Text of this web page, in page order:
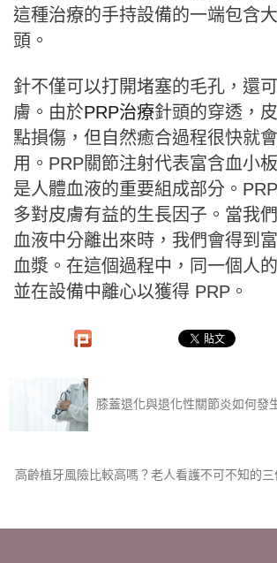
這種治療的手持設備的一端包含
頭。
針不僅可以打開堵塞的毛孔，還
膚。由於PRP治療針頭的穿透，
點損傷，但自然癒合過程很快就
用。PRP關節注射代表富含血小
是人體血液的重要組成部分。
多對皮膚有益的生長因子。當我
血液中分離出來時，我們會得到
血漿。在這個過程中，同一個人
並在設備中離心以獲得 PRP。
膝蓋退化與退化性關節炎如何發
高齡植牙風險比較高嗎？老人看護不可不知的三